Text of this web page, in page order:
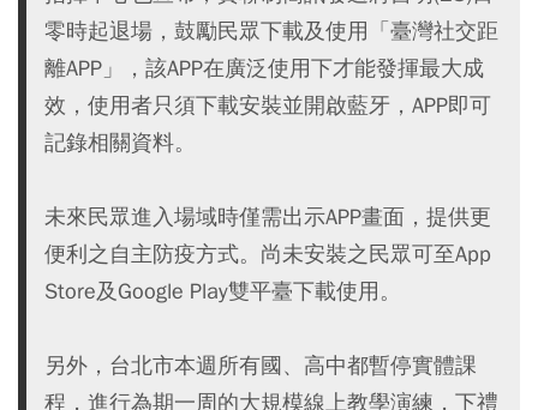
零時起退場，鼓勵民眾下載及使用「臺灣社交距
離APP」，該APP在廣泛使用下才能發揮最大成
效，使用者只須下載安裝並開啟藍牙，APP即可
記錄相關資料。
未來民眾進入場域時僅需出示APP畫面，提供更
便利之自主防疫方式。尚未安裝之民眾可至App
Store及Google Play雙平臺下載使用。
另外，台北市本週所有國、高中都暫停實體課
程，進行為期一周的大規模線上教學演練，下禮